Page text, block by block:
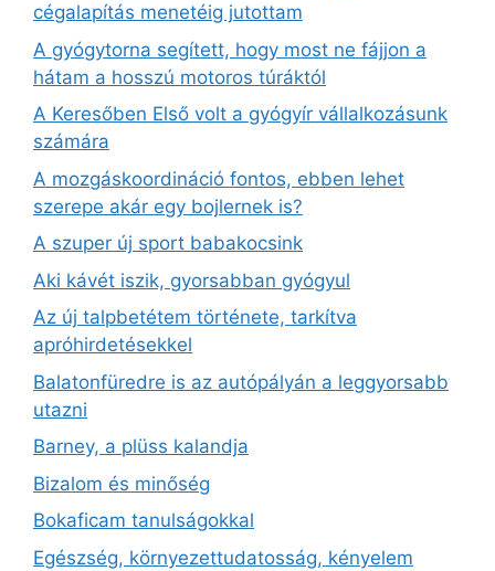
cégalapítás menetéig jutottam
A gyógytorna segített, hogy most ne fájjon a
hátam a hosszú motoros túráktól
A Keresőben Első volt a gyógyír vállalkozásunk
számára
A mozgáskoordináció fontos, ebben lehet
szerepe akár egy bojlernek is?
A szuper új sport babakocsink
Aki kávét iszik, gyorsabban gyógyul
Az új talpbetétem története, tarkítva
apróhirdetésekkel
Balatonfüredre is az autópályán a leggyorsabb
utazni
Barney, a plüss kalandja
Bizalom és minőség
Bokaficam tanulságokkal
Egészség, környezettudatosság, kényelem